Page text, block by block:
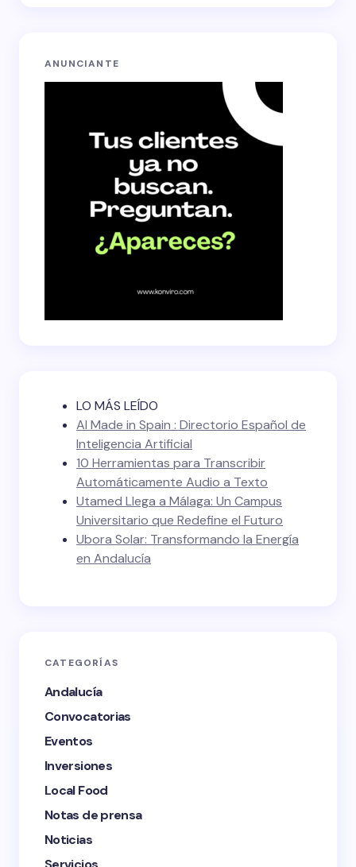
ANUNCIANTE
LO MÁS LEÍDO
AI Made in Spain : Directorio Español de
Inteligencia Artificial
10 Herramientas para Transcribir
Automáticamente Audio a Texto
Utamed Llega a Málaga: Un Campus
Universitario que Redefine el Futuro
Ubora Solar: Transformando la Energía
en Andalucía
CATEGORÍAS
Andalucía
Convocatorias
Eventos
Inversiones
Local Food
Notas de prensa
Noticias